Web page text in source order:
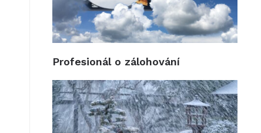
Profesionál o zálohování